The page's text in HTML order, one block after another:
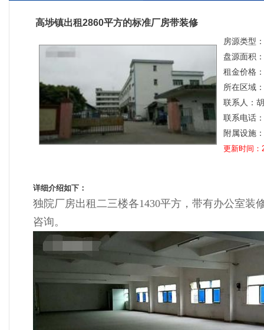
高埗镇出租2860平方的标准厂房带装修
房源类型
盘源面积
租金价格
所在区域
联系人：
联系电话
附属设施：
更新时间：
详细介绍如下：
独院厂房出租二三楼各1430平方，带有办公室装
咨询。